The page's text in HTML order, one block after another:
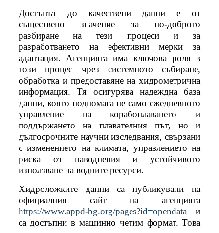
Достъпът до качествени данни е от
съществено значение за по-доброто
разбиране на тези процеси и за
разработването на ефективни мерки за
адаптация. Агенцията има ключова роля в
този процес чрез системното събиране,
обработка и предоставяне на хидрометрична
информация. Тя осигурява надеждна база
данни, която подпомага не само ежедневното
управление на корабоплаването и
поддържането на плавателния път, но и
дългосрочните научни изследвания, свързани
с изменението на климата, управлението на
риска от наводнения и устойчивото
използване на водните ресурси.
Хидроложките данни са публикувани на
официалния сайт на агенцията
https://www.appd-bg.org/pages?id=opendata
и
са достъпни в машинно четим формат. Това